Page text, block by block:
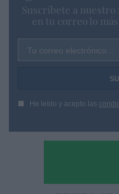
Suscríbete a
en tu correo lo
Tu correo electrónico...
He leído y acepto las